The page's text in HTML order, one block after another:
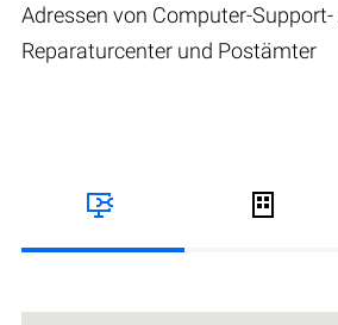
Adressen von Computer-Support-
Reparaturcenter und Postämter